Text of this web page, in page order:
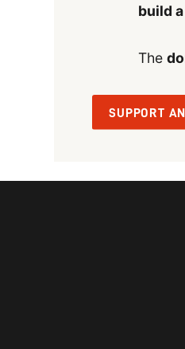
build
The
SUPPORT